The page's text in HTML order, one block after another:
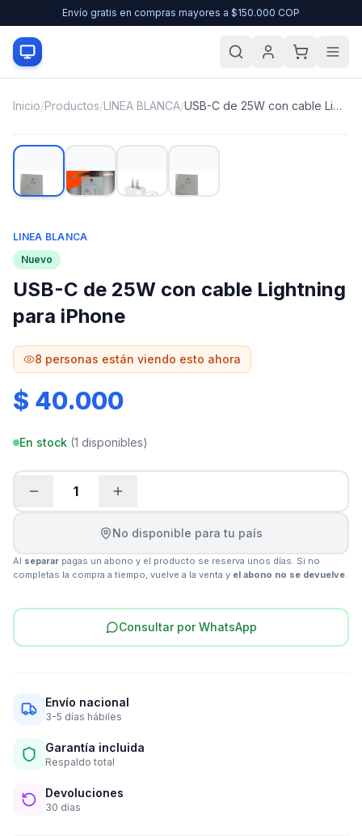
Envío gratis en compras mayores a $150.000 COP
Inicio/Productos/LINEA BLANCA/ USB-C de 25W con cable Lightning para iPhone
LINEA BLANCA
Nuevo
USB-C de 25W con cable Lightning
para iPhone
8 personas están viendo esto ahora
$ 40.000
En stock (1 disponibles)
1
No disponible para tu país
Al separar pagas un abono y el producto se reserva unos días. Si no
completas la compra a tiempo, vuelve a la venta y el abono no se devuelve.
Consultar por WhatsApp
Envío nacional
3-5 días hábiles
Garantía incluida
Respaldo total
Devoluciones
30 días